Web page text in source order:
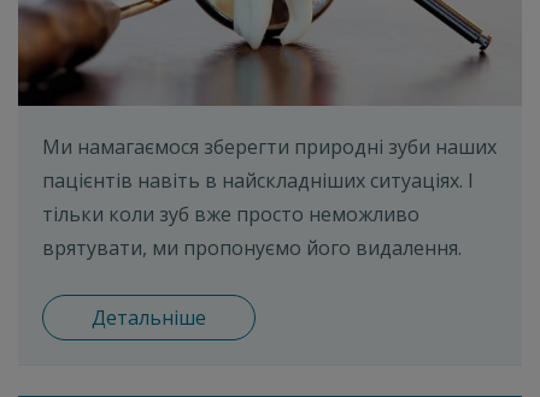
Ми намагаємося зберегти природні зуби наших
пацієнтів навіть в найскладніших ситуаціях. І
тільки коли зуб вже просто неможливо
врятувати, ми пропонуємо його видалення.
Детальніше